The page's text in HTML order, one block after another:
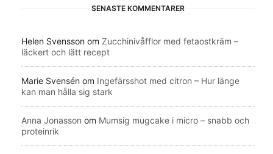
SENASTE KOMMENTARER
Helen Svensson om Zucchinivåfflor med fetaostkräm –
läckert och lätt recept
Marie Svensén om Ingefärsshot med citron – Hur länge
kan man hålla sig stark
Anna Jonasson om Mumsig mugcake i micro – snabb och
proteinrik